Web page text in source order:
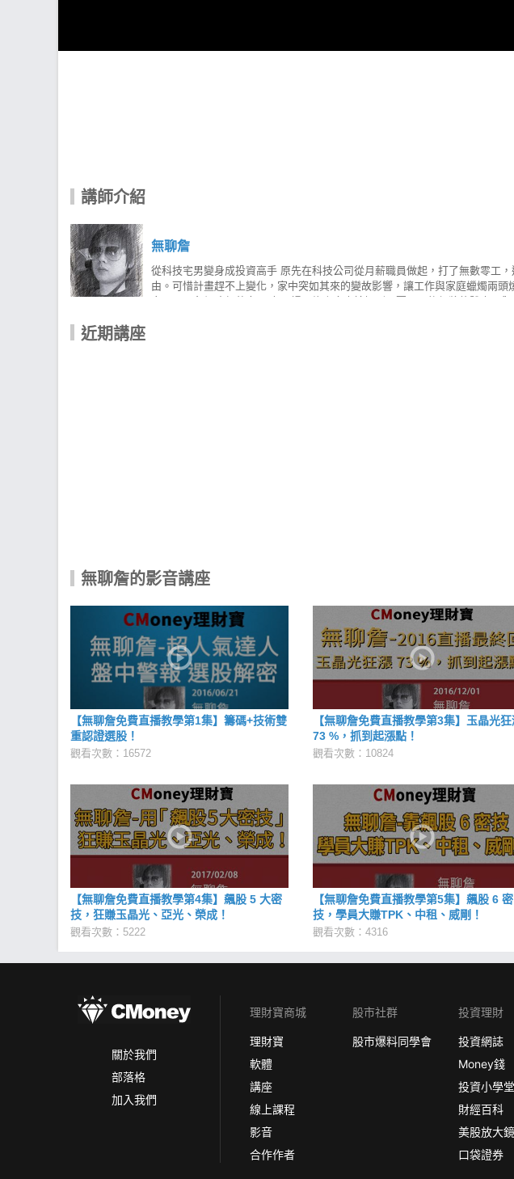
講師介紹
無聊詹
從科技宅男變身成投資高手 原先在科技公司從月薪職員做起，打了無數零工
由。可惜計畫趕不上變化，家中突如其來的變故影響，讓工作與家庭蠟燭兩
家，是一名網路部落客。 在一場因緣際會中接觸到股票，爾後便將軟體專長
碧法則」為基底，搭配自創的「主力籌碼過濾系統」 盤中警報器是以「技
近期講座
無聊詹的影音講座
【無聊詹免費直播教學第1集】籌碼+技術雙
重認證選股！
觀看次數：16572
【無聊詹免費直播教學第3集】玉晶光狂
73 %，抓到起漲點！
觀看次數：10824
【無聊詹免費直播教學第4集】飆股 5 大密
技，狂賺玉晶光、亞光、榮成！
觀看次數：5222
【無聊詹免費直播教學第5集】飆股 6 密
技，學員大賺TPK、中租、威剛！
觀看次數：4316
關於我們
部落格
加入我們
理財寶商城
理財寶
軟體
講座
線上課程
影音
合作作者
股市社群
股市爆料同學會
投資理財
投資網誌
Money錢
投資小學堂
財經百科
美股放大鏡
口袋證券